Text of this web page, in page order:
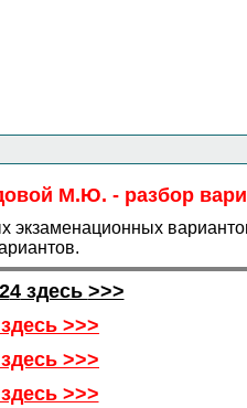
М.Ю. - разбор
экзаменационных
4здесь >>>
>>>
>>>
>>>